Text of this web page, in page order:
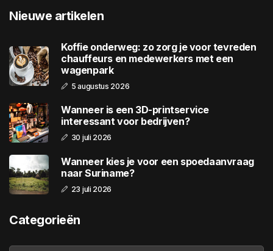
Nieuwe artikelen
Koffie onderweg: zo zorg je voor tevreden
chauffeurs en medewerkers met een
wagenpark
5 augustus 2026
Wanneer is een 3D-printservice
interessant voor bedrijven?
30 juli 2026
Wanneer kies je voor een spoedaanvraag
naar Suriname?
23 juli 2026
Categorieën